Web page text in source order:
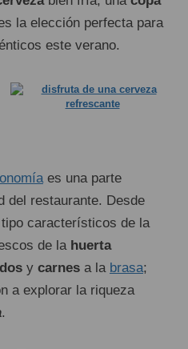
la elección perfecta para
este verano.
es una parte
del restaurante. Desde
característicos de la
de la huerta
y carnes a la brasa;
a explorar la riqueza
.